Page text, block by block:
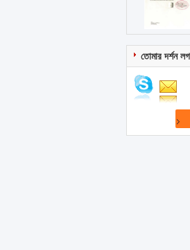
তোমার দর্শন